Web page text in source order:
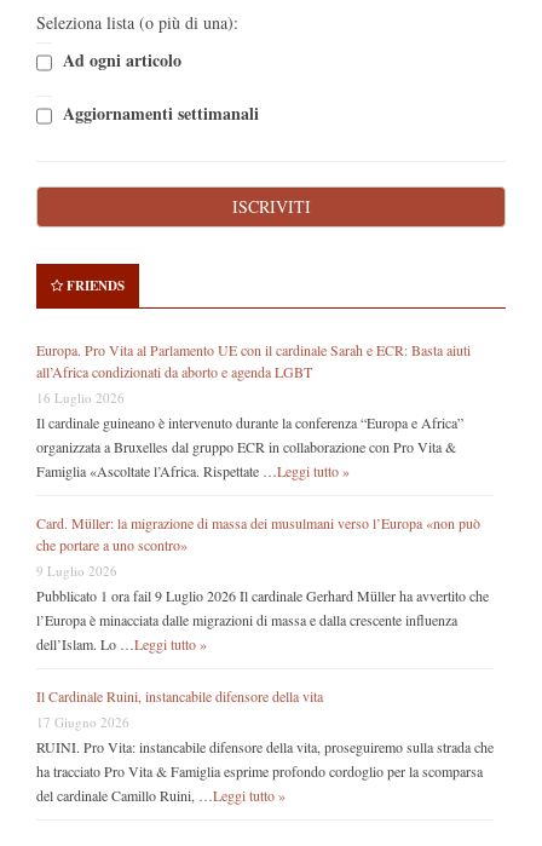
Seleziona lista (o più di una):
Ad ogni articolo
Aggiornamenti settimanali
FRIENDS
Europa. Pro Vita al Parlamento UE con il cardinale Sarah e ECR: Basta aiuti
all’Africa condizionati da aborto e agenda LGBT
16 Luglio 2026
Il cardinale guineano è intervenuto durante la conferenza “Europa e Africa”
organizzata a Bruxelles dal gruppo ECR in collaborazione con Pro Vita &
Famiglia «Ascoltate l’Africa. Rispettate … Leggi tutto »
Card. Müller: la migrazione di massa dei musulmani verso l’Europa «non può
che portare a uno scontro»
9 Luglio 2026
Pubblicato 1 ora fail 9 Luglio 2026 Il cardinale Gerhard Müller ha avvertito che
l’Europa è minacciata dalle migrazioni di massa e dalla crescente influenza
dell’Islam. Lo … Leggi tutto »
Il Cardinale Ruini, instancabile difensore della vita
17 Giugno 2026
RUINI. Pro Vita: instancabile difensore della vita, proseguiremo sulla strada che
ha tracciato Pro Vita & Famiglia esprime profondo cordoglio per la scomparsa
del cardinale Camillo Ruini, … Leggi tutto »